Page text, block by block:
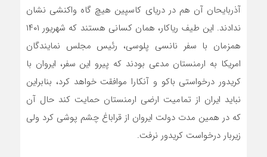
آذربایحان آن هم در دریای کاسپین هیچ گاه واکنشی نشان
ندادند. این طیف ریاکار، همان کسانی هستند که شهریور ۱۴۰۱
همزمان با سفر نانسی پلوسی، رئیس مجلس نمایندگان
امریکا به ارمنستان مدعی بودند که پیرو این سفر، ایروان با
کریدور درخواستی باکو و آنکارا موافقت خواهد کرد، بنابراین
نباید ایران از تمامیت ارضی ارمنستان حمایت کند حال آن
که در همین مدت دولت ایروان از قراباغ چشم پوشی کرد ولی
زیربار درخواست کریدور نرفت.